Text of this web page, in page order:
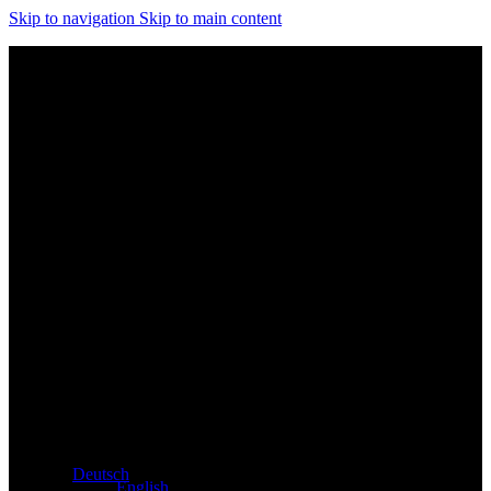
Skip to navigation Skip to main content
Deutsch
English